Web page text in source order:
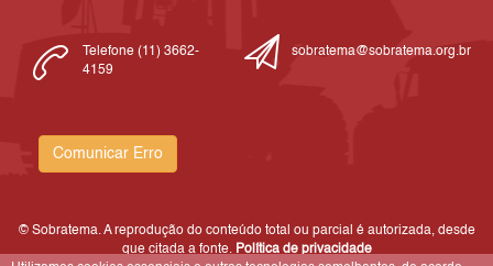
Telefone (11) 3662-
4159
sobratema@sobratema.org.br
Comunicar Erro
© Sobratema. A reprodução do conteúdo total ou parcial é autorizada, desde
que citada a fonte. Política de privacidade